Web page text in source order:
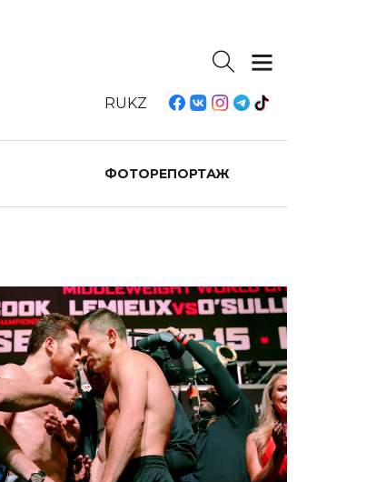
RUKZ
ФОТОРЕПОРТАЖ